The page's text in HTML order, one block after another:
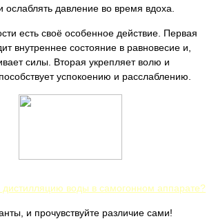
ослаблять давление во время вдоха.
есть своё особенное действие. Первая
внутреннее состояние в равновесие и,
силы. Вторая укрепляет волю и
успокоению и расслаблению.
дистилляцию воды в самогонном аппарате?
и прочувствуйте различие сами!